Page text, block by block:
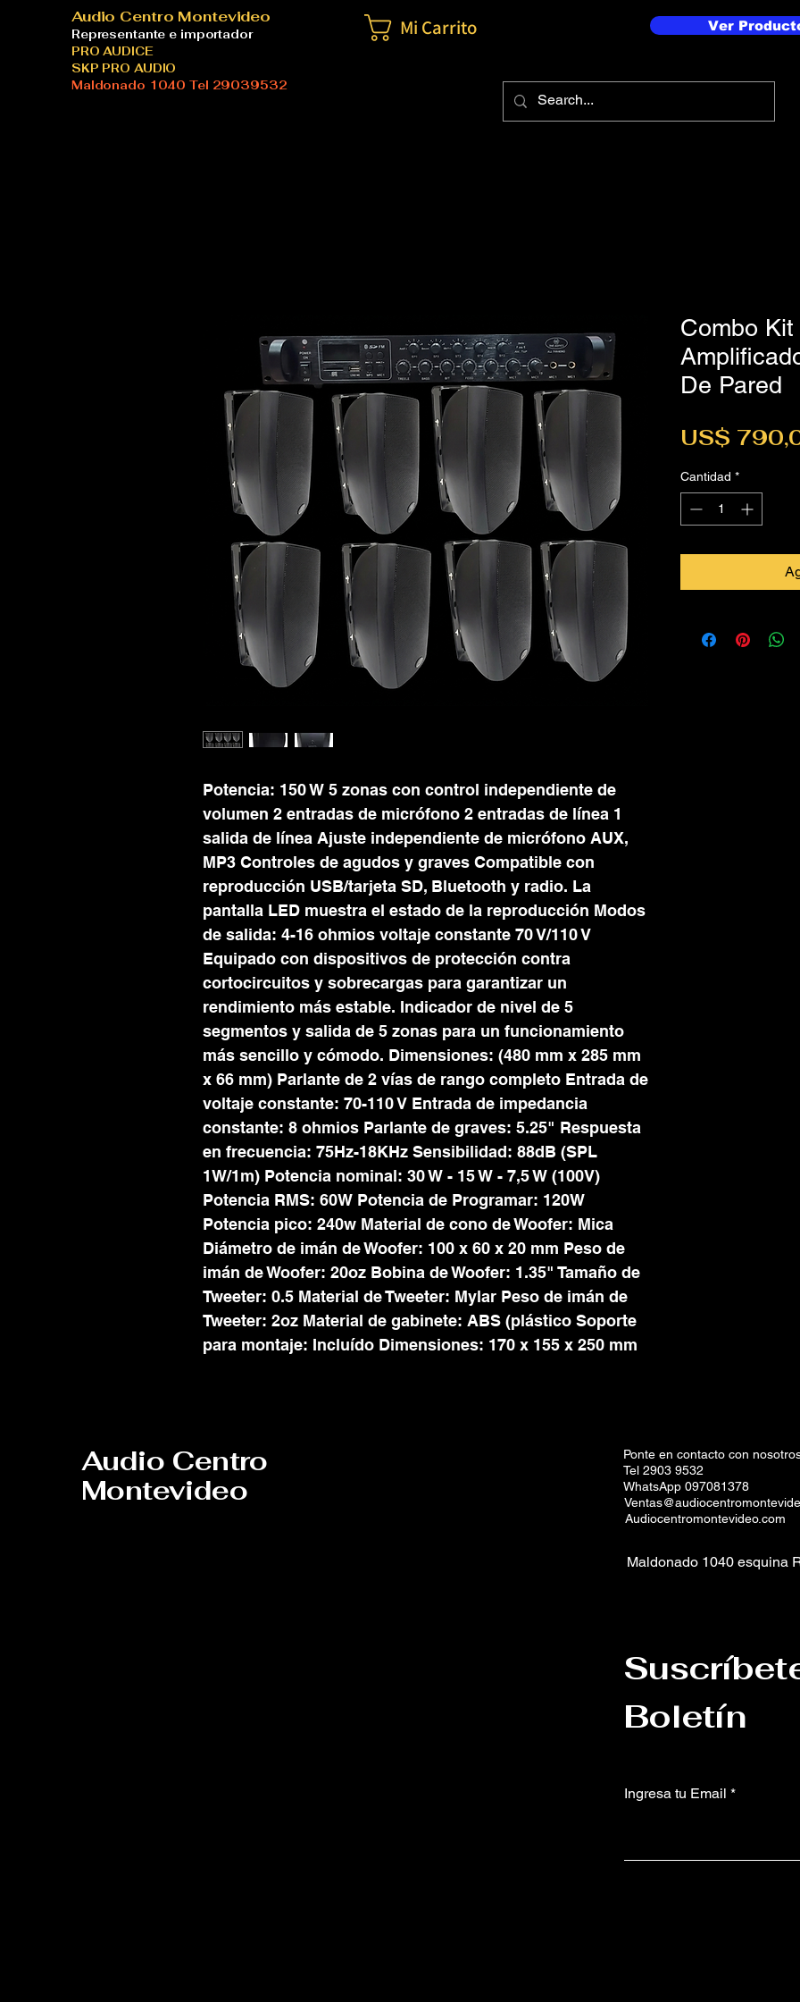
Audio Centro Montevideo
Representante e importador
PRO AUDICE
SKP PRO AUDIO
Maldonado 1040 Tel 29039532
Mi Carrito Ver
Potencia: 150 W 5 zonas con control independiente de
volumen 2 entradas de micrófono 2 entradas de línea 1
salida de línea Ajuste independiente de micrófono AUX,
MP3 Controles de agudos y graves Compatible con
reproducción USB/tarjeta SD, Bluetooth y radio. La
pantalla LED muestra el estado de la reproducción Modos
de salida: 4-16 ohmios voltaje constante 70 V/110 V
Equipado con dispositivos de protección contra
cortocircuitos y sobrecargas para garantizar un
rendimiento más estable. Indicador de nivel de 5
segmentos y salida de 5 zonas para un funcionamiento
más sencillo y cómodo. Dimensiones: (480 mm x 285 mm
x 66 mm) Parlante de 2 vías de rango completo Entrada de
voltaje constante: 70-110 V Entrada de impedancia
constante: 8 ohmios Parlante de graves: 5.25" Respuesta
en frecuencia: 75Hz-18KHz Sensibilidad: 88dB (SPL
1W/1m) Potencia nominal: 30 W - 15 W - 7,5 W (100V)
Potencia RMS: 60W Potencia de Programar: 120W
Potencia pico: 240w Material de cono de Woofer: Mica
Diámetro de imán de Woofer: 100 x 60 x 20 mm Peso de
imán de Woofer: 20oz Bobina de Woofer: 1.35" Tamaño de
Tweeter: 0.5 Material de Tweeter: Mylar Peso de imán de
Tweeter: 2oz Material de gabinete: ABS (plástico Soporte
para montaje: Incluído Dimensiones: 170 x 155 x 250 mm
Combo
De Pared
US$
Cantidad *
Audio Centro
Montevideo
Ponte en contacto con
Tel 2903 9532
WhatsApp 097081378
Audiocentromontevideo.com
Maldonado 1040 esquina
Boletín
Ingresa tu Email